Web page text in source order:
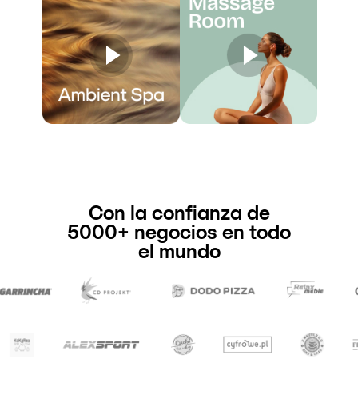
Con la confianza de
5000+ negocios en todo
el mundo